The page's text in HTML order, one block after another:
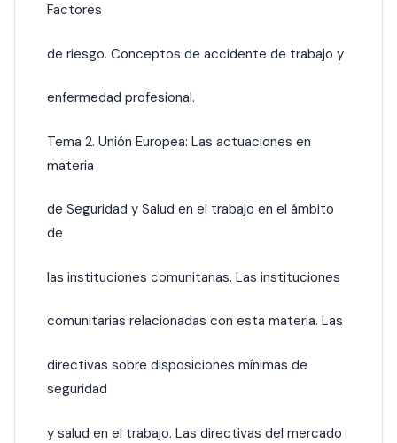
Factores
de riesgo. Conceptos de accidente de trabajo y
enfermedad profesional.
Tema 2. Unión Europea: Las actuaciones en
materia
de Seguridad y Salud en el trabajo en el ámbito
de
las instituciones comunitarias. Las instituciones
comunitarias relacionadas con esta materia. Las
directivas sobre disposiciones mínimas de
seguridad
y salud en el trabajo. Las directivas del mercado